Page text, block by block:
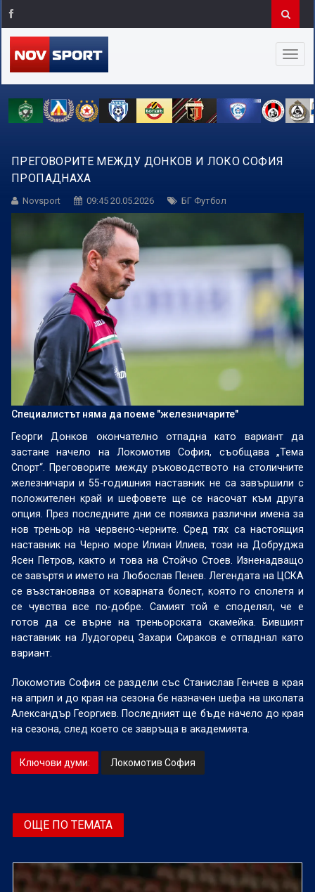
ПРЕГОВОРИТЕ МЕЖДУ ДОНКОВ И ЛОКО СОФИЯ
ПРОПАДНАХА
Novsport 09:45 20.05.2026 БГ Футбол
Специалистът няма да поеме "железничарите"
Георги Донков окончателно отпадна като вариант да
застане начело на Локомотив София, съобщава „Тема
Спорт“. Преговорите между ръководството на столичните
железничари и 55-годишния наставник не са завършили с
положителен край и шефовете ще се насочат към друга
опция. През последните дни се появиха различни имена за
нов треньор на червено-черните. Сред тях са настоящия
наставник на Черно море Илиан Илиев, този на Добруджа
Ясен Петров, както и това на Стойчо Стоев. Изненадващо
се завъртя и името на Любослав Пенев. Легендата на ЦСКА
се възстановява от коварната болест, която го сполетя и
се чувства все по-добре. Самият той е споделял, че е
готов да се върне на треньорската скамейка. Бившият
наставник на Лудогорец Захари Сираков е отпаднал като
вариант.
Локомотив София се раздели със Станислав Генчев в края
на април и до края на сезона бе назначен шефа на школата
Александър Георгиев. Последният ще бъде начело до края
на сезона, след което се завръща в академията.
Ключови думи: Локомотив София
ОЩЕ ПО ТЕМАТА